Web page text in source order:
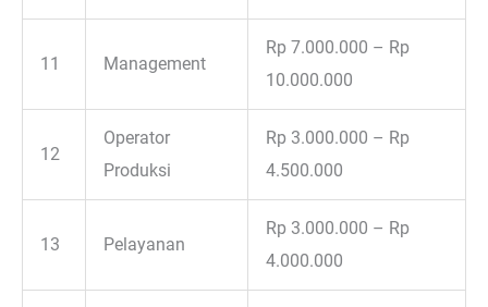
11 Management
Rp 7.000.000 – Rp
10.000.000
12
Operator
Produksi
Rp 3.000.000 – Rp
4.500.000
13 Pelayanan
Rp 3.000.000 – Rp
4.000.000